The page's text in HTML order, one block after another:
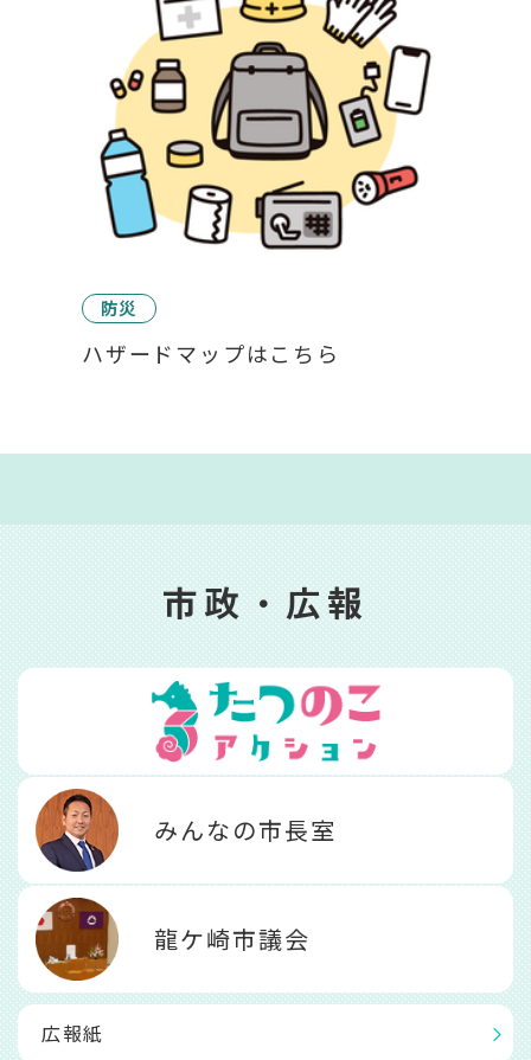
防災
ハザードマップはこちら
市政・広報
みんなの市長室
龍ケ崎市議会
広報紙